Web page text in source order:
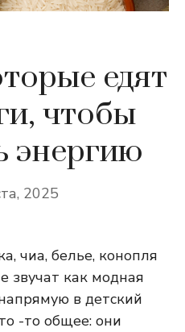
едят
чтобы
энергию
2025
чиа, белье, конопля
звучат как модная
в детский
-то общее: они